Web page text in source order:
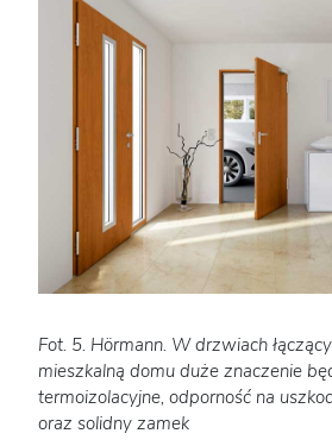
Fot. 5. Hörmann. W drzwiach
mieszkalną domu duże znaczenie
termoizolacyjne, odporność na
oraz solidny zamek